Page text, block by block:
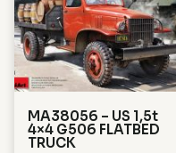
MA38056 – US 1,5t
4×4 G506 FLATBED
TRUCK